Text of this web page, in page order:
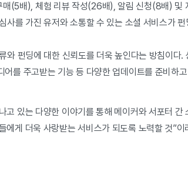
(5배), 체험 리뷰 작성(26배), 알림 신청(8배) 및
사를 가진 유저와 소통할 수 있는 소셜 서비스가
와 펀딩에 대한 신뢰도를 더욱 높인다는 방침이다
를 주고받는 기능 등 다양한 업데이트를 준비하
고 있는 다양한 이야기를 통해 메이커와 서포터
에게 더욱 사랑받는 서비스가 되도록 노력할 것”이